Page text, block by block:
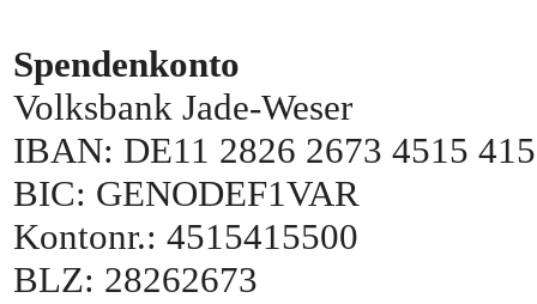
Spendenkonto
Volksbank Jade-Weser
IBAN: DE11 2826 2673 4515
BIC: GENODEF1VAR
Kontonr.: 4515415500
BLZ: 28262673